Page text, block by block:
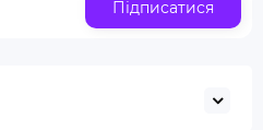
Підписатися